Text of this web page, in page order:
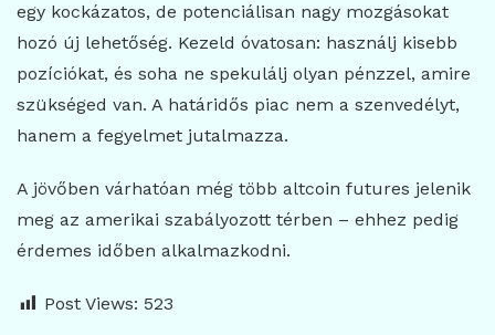
egy kockázatos, de potenciálisan nagy mozgásokat
hozó új lehetőség. Kezeld óvatosan: használj kisebb
pozíciókat, és soha ne spekulálj olyan pénzzel, amire
szükséged van. A határidős piac nem a szenvedélyt,
hanem a fegyelmet jutalmazza.
A jövőben várhatóan még több altcoin futures jelenik
meg az amerikai szabályozott térben – ehhez pedig
érdemes időben alkalmazkodni.
Post Views: 523